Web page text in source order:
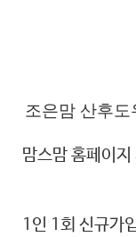
조은맘 산후
맘스맘 홈페이지
1인 1회 신규가